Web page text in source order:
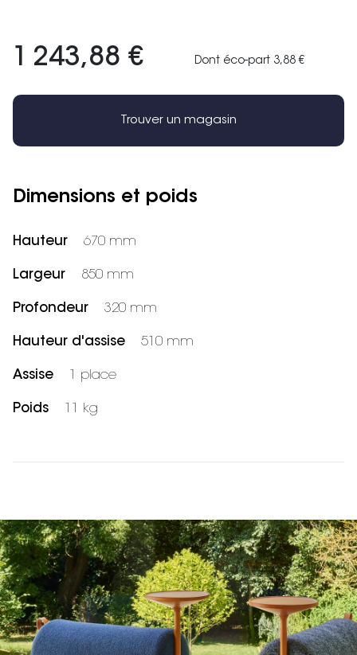
1 243,88 € Dont éco-part 3,88 €
Trouver un magasin
Dimensions et poids
Hauteur 670 mm
Largeur 850 mm
Profondeur 320 mm
Hauteur d'assise 510 mm
Assise 1 place
Poids 11 kg